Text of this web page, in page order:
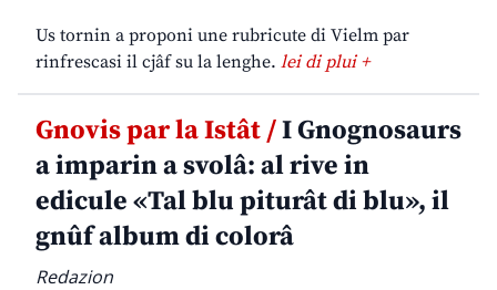
Us tornin a proponi une rubricute di Vielm par
rinfrescasi il cjâf su la lenghe. lei di plui +
Gnovis par la Istât /I Gnognosaurs
a imparin a svolâ: al rive in
edicule «Tal blu piturât di blu», il
gnûf album di colorâ
Redazion